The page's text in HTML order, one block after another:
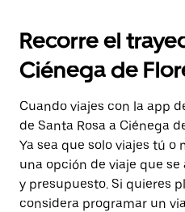
Recorre el
Ciénega de
Cuando viajes con la app
de Santa Rosa a Ciénega
Ya sea que solo viajes tú
una opción de viaje que
y presupuesto. Si quieres
considera programar un